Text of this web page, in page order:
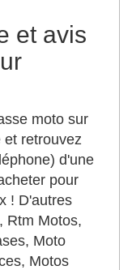
et avis
moto sur
et retrouvez
d'une
pour
! D'autres
Rtm Motos,
Moto
Motos